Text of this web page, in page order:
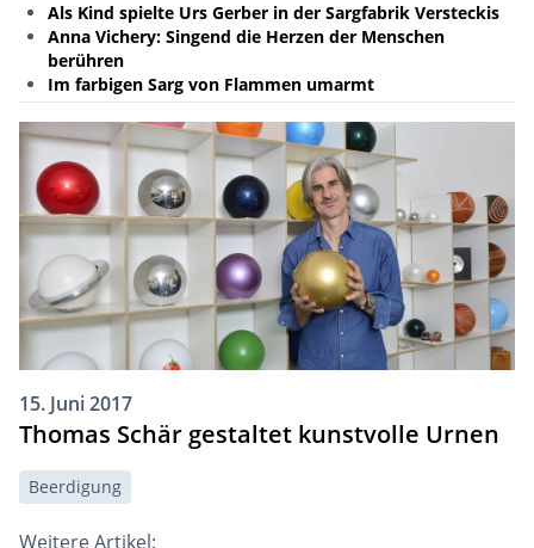
Als Kind spielte Urs Gerber in der Sargfabrik Versteckis
Anna Vichery: Singend die Herzen der Menschen
berühren
Im farbigen Sarg von Flammen umarmt
15. Juni 2017
Thomas Schär gestaltet kunstvolle Urnen
Beerdigung
Weitere Artikel: